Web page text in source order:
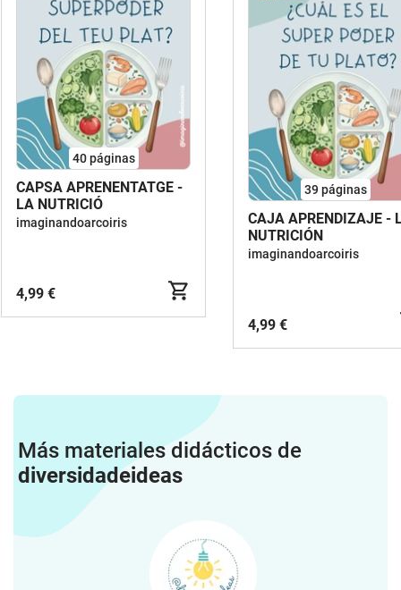
40páginas
CAPSA APRENENTATGE -
LA NUTRICIÓ
imaginandoarcoiris
4,99 €
39páginas
CAJA APRENDIZAJE -
NUTRICIÓN
imaginandoarcoiris
4,99 €
Más materiales didácticos de
diversidadeideas